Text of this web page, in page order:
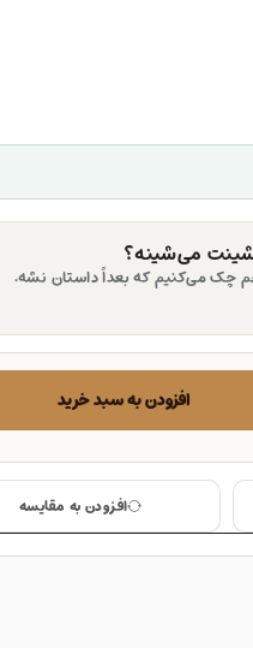
می‌شینه؟
افزودن به سبد خرید
افزودن به مقایسه